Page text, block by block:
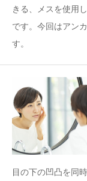
きる、メスを使用
です。今回はアン
す。
目の下の凹凸を同